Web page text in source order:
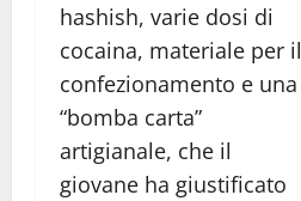
hashish, varie dosi di
cocaina, materiale per il
confezionamento e una
“bomba carta”
artigianale, che il
giovane ha giustificato